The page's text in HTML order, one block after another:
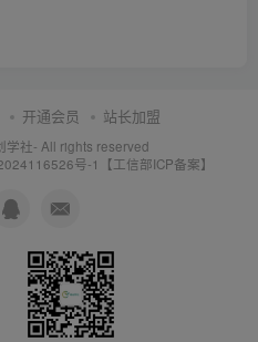
开通会员 站长加盟
学社- All rights reserved
号-1【工信部ICP备案】